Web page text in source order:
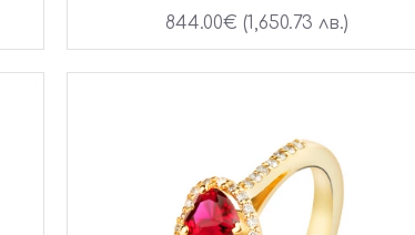
844.00€ (1,650.73 лв.)